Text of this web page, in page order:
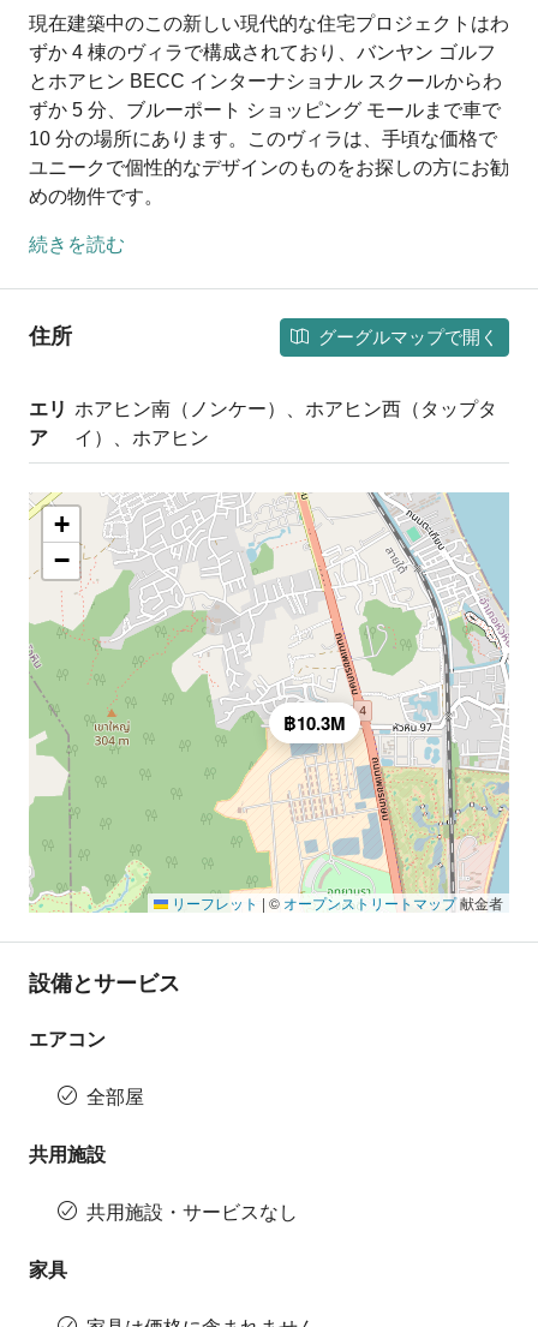
現在建築中のこの新しい現代的な住宅プロジェクトはわ
ずか 4 棟のヴィラで構成されており、バンヤン ゴルフ
とホアヒン BECC インターナショナル スクールからわ
ずか 5 分、ブルーポート ショッピング モールまで車で
10 分の場所にあります。このヴィラは、手頃な価格で
ユニークで個性的なデザインのものをお探しの方にお勧
めの物件です。
続きを読む
住所 グーグルマップで開く
エリ
ア
ホアヒン南（ノンケー）、ホアヒン西（タップタ
イ）、ホアヒン
฿10.3M
+
−
リーフレット | © オープンストリートマップ献金者
設備とサービス
エアコン
全部屋
共用施設
共用施設・サービスなし
家具